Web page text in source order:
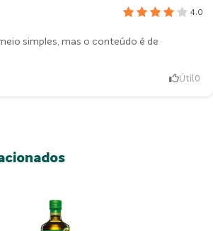
4.0
simples, mas o conteúdo é de
Útil 0